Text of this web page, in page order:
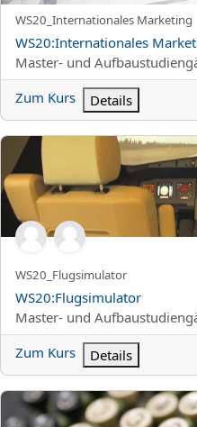
Kurzer Kursname
WS20_Internationales Marketing
Kursname
WS20:Internationales
Kursbereich
Master- und
Zum Kurs
Details
WS20:Flugsimulator
Kurzer Kursname
WS20_Flugsimulator
Kursname
WS20:Flugsimulator
Kursbereich
Master- und
Zum Kurs
Details
WS20:Arbeitsgemeinschaft